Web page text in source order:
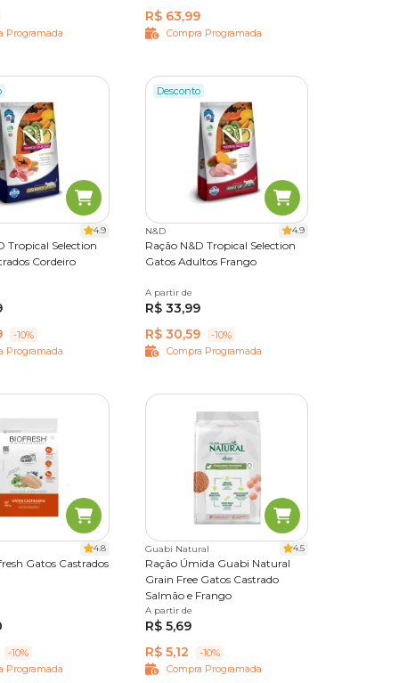
o que
de
e
e
de
Programada
R$ 63,99
Compra Programada
4.9
Tropical Selection
Cordeiro
-10%
Programada
Desconto
N&D 4.9
Ração N&D Tropical Selection
Gatos Adultos Frango
400 g
A partir de
R$ 33,99
R$ 30,59
-10%
Compra Programada
4.8
Gatos Castrados
-10%
Programada
Guabi Natural 4.5
Ração Úmida Guabi Natural
Grain Free Gatos Castrado
Salmão e Frango
85 g
A partir de
R$ 5,69
R$ 5,12
-10%
Compra Programada